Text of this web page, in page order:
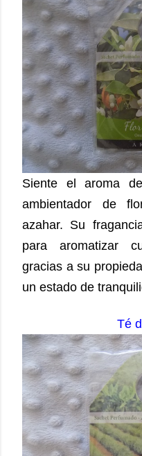
Siente el aroma
ambientador de
azahar. Su
para aromatizar
gracias a su
un estado de
Té